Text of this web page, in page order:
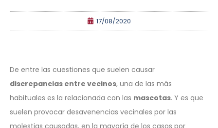
17/08/2020
De entre las cuestiones que suelen causar
discrepancias entre vecinos, una de las más
habituales es la relacionada con las mascotas. Y es que
suelen provocar desavenencias vecinales por las
molestias causadas, en la mayoría de los casos por